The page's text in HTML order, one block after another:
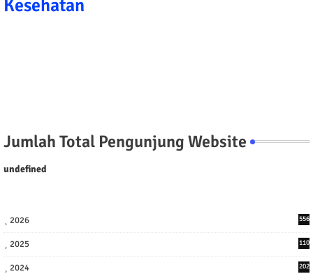
Kesehatan
Jumlah Total Pengunjung Website
undefned
2026 556
2025
110
2024
202